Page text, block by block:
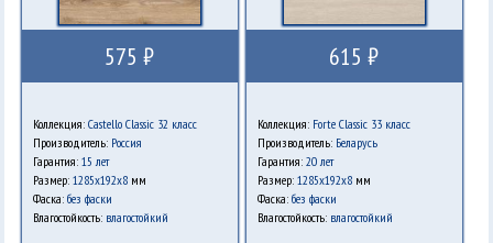
575 ₽
Коллекция: Castello Classic 32 класс
Производитель: Россия
Гарантия: 15 лет
Размер: 1285х192х8мм
Фаска: без фаски
Влагостойкость: влагостойкий
615 ₽
Коллекция: Forte Classic 33 класс
Производитель: Беларусь
Гарантия: 20 лет
Размер: 1285x192x8мм
Фаска: без фаски
Влагостойкость: влагостойкий